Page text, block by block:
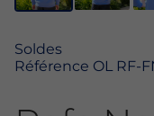
Soldes
Référence OL RF-